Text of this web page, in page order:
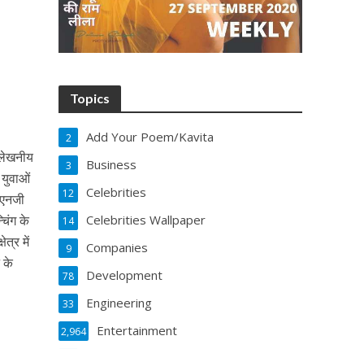
युवाओं
के
में
के
Topics
Add Your Poem/Kavita
2
Business
3
Celebrities
12
Celebrities Wallpaper
14
Companies
9
Development
78
Engineering
33
Entertainment
2,964